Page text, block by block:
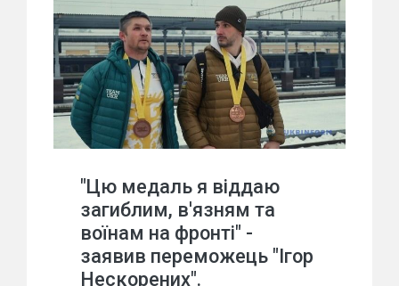
"Цю медаль я віддаю
загиблим, в'язням та
воїнам на фронті" -
заявив переможець "Ігор
Нескорених".